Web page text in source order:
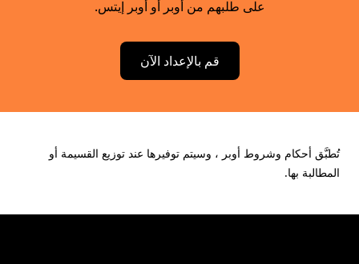
على طلبهم من أوبر أو أوبر إيتس.
قم بالإعداد الآن
تُطبَّق أحكام وشروط أوبر ، وسيتم توفيرها عند توزيع القسيمة أو
المطالبة بها.